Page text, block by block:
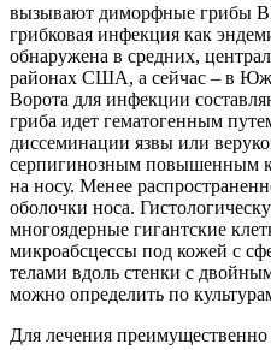
вызывают диморфные грибы
грибковая инфекция как
обнаружена в средних,
районах США, а сейчас – в
Ворота для инфекции
гриба идет гематогенным
диссеминации язвы или
серпигинозным повышенным
на носу. Менее
оболочки носа.
многоядерные гигантские
микроабсцессы под кожей с
телами вдоль стенки с
можно определить по
Для лечения